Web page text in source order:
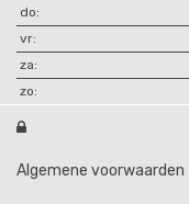
do:
vr:
za:
zo:

Algemene voorwaarden